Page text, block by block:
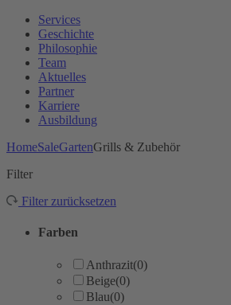
Services
Geschichte
Philosophie
Team
Aktuelles
Partner
Karriere
Ausbildung
HomeSaleGartenGrills & Zubehör
Filter
Filter zurücksetzen
Farben
Anthrazit(0)
Beige(0)
Blau(0)